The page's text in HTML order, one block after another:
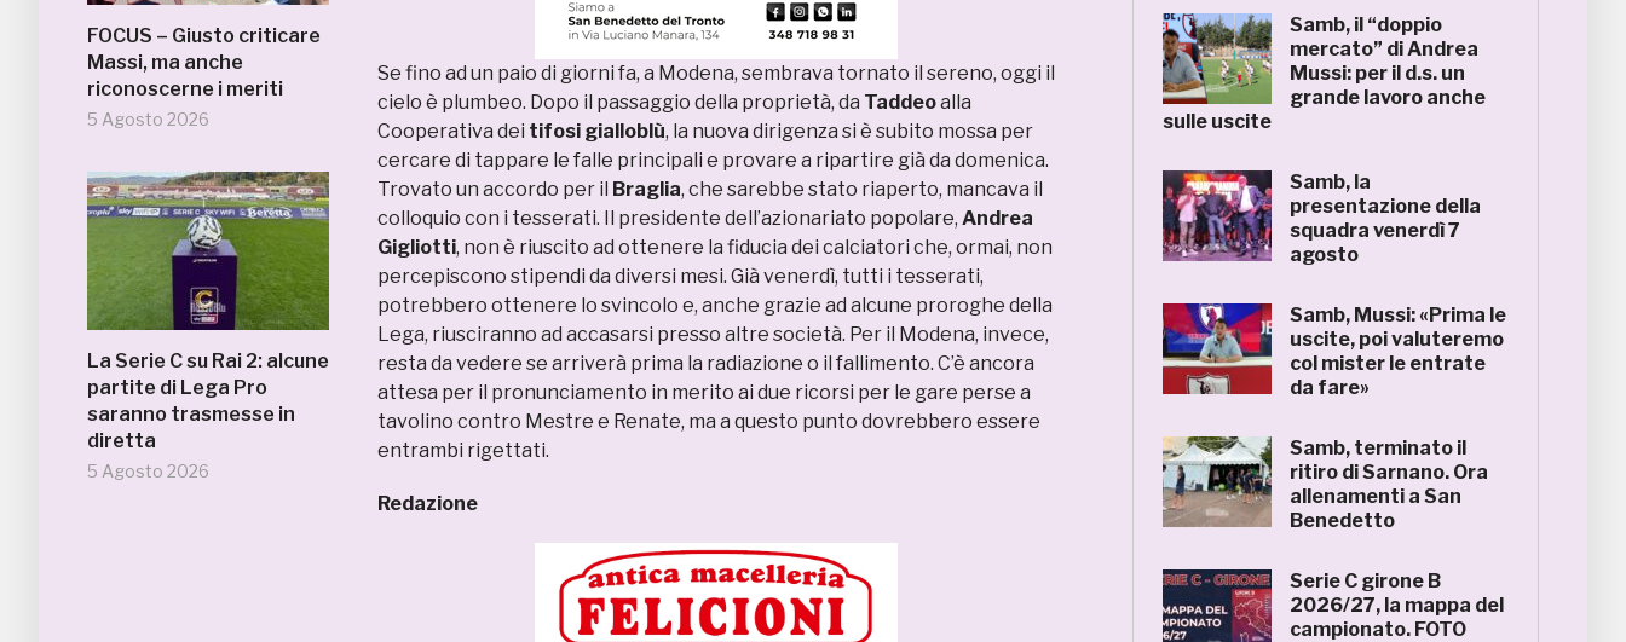
FOCUS – Giusto criticare
Massi, ma anche
riconoscerne i meriti
5 Agosto 2026
La Serie C su Rai 2: alcune
partite di Lega Pro
saranno trasmesse in
diretta
5 Agosto 2026
Se fino ad un paio di giorni fa, a Modena, sembrava tornato il sereno, oggi il
cielo è plumbeo. Dopo il passaggio della proprietà, da Taddeoalla
Cooperativa dei tifosi gialloblù, la nuova dirigenza si è subito mossa per
cercare di tappare le falle principali e provare a ripartire già da domenica.
Trovato un accordo per il Braglia, che sarebbe stato riaperto, mancava il
colloquio con i tesserati. Il presidente dell’azionariato popolare, Andrea
Gigliotti, non è riuscito ad ottenere la fiducia dei calciatori che, ormai, non
percepiscono stipendi da diversi mesi. Già venerdì, tutti i tesserati,
potrebbero ottenere lo svincolo e, anche grazie ad alcune proroghe della
Lega, riusciranno ad accasarsi presso altre società. Per il Modena, invece,
resta da vedere se arriverà prima la radiazione o il fallimento. C’è ancora
attesa per il pronunciamento in merito ai due ricorsi per le gare perse a
tavolino contro Mestre e Renate, ma a questo punto dovrebbero essere
entrambi rigettati.
Redazione
Samb, il “doppio
mercato” di Andrea
Mussi: per il d.s. un
grande lavoro anche
sulle uscite
Samb, la
presentazione della
squadra venerdì 7
agosto
Samb, Mussi: «Prima le
uscite, poi valuteremo
col mister le entrate
da fare»
Samb, terminato il
ritiro di Sarnano. Ora
allenamenti a San
Benedetto
Serie C girone B
2026/27, la mappa del
campionato. FOTO